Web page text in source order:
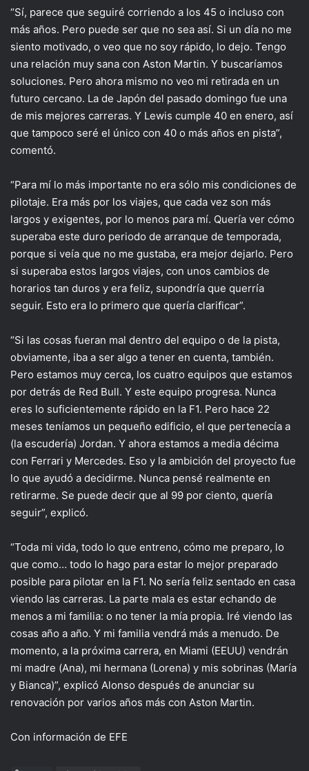
“Sí, parece que seguiré corriendo a los 45 o incluso con
más años. Pero puede ser que no sea así. Si un día no me
siento motivado, o veo que no soy rápido, lo dejo. Tengo
una relación muy sana con Aston Martin. Y buscaríamos
soluciones. Pero ahora mismo no veo mi retirada en un
futuro cercano. La de Japón del pasado domingo fue una
de mis mejores carreras. Y Lewis cumple 40 en enero, así
que tampoco seré el único con 40 o más años en pista”,
comentó.
“Para mí lo más importante no era sólo mis condiciones de
pilotaje. Era más por los viajes, que cada vez son más
largos y exigentes, por lo menos para mí. Quería ver cómo
superaba este duro periodo de arranque de temporada,
porque si veía que no me gustaba, era mejor dejarlo. Pero
si superaba estos largos viajes, con unos cambios de
horarios tan duros y era feliz, supondría que querría
seguir. Esto era lo primero que quería clarificar”.
“Si las cosas fueran mal dentro del equipo o de la pista,
obviamente, iba a ser algo a tener en cuenta, también.
Pero estamos muy cerca, los cuatro equipos que estamos
por detrás de Red Bull. Y este equipo progresa. Nunca
eres lo suficientemente rápido en la F1. Pero hace 22
meses teníamos un pequeño edificio, el que pertenecía a
(la escudería) Jordan. Y ahora estamos a media décima
con Ferrari y Mercedes. Eso y la ambición del proyecto fue
lo que ayudó a decidirme. Nunca pensé realmente en
retirarme. Se puede decir que al 99 por ciento, quería
seguir”, explicó.
“Toda mi vida, todo lo que entreno, cómo me preparo, lo
que como… todo lo hago para estar lo mejor preparado
posible para pilotar en la F1. No sería feliz sentado en casa
viendo las carreras. La parte mala es estar echando de
menos a mi familia: o no tener la mía propia. Iré viendo las
cosas año a año. Y mi familia vendrá más a menudo. De
momento, a la próxima carrera, en Miami (EEUU) vendrán
mi madre (Ana), mi hermana (Lorena) y mis sobrinas (María
y Bianca)”, explicó Alonso después de anunciar su
renovación por varios años más con Aston Martin.
Con información de EFE